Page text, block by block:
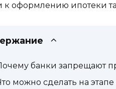
к оформлению ипотеки
банки запрещают
можно сделать на